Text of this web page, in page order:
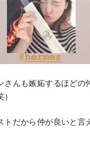
さんも嫉妬するほどの
トだから仲が良いと言